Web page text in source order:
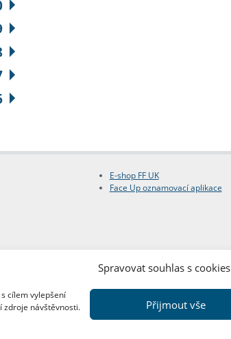
Spravovat souhlas s cookies
cílem vylepšení
zdroje návštěvnosti.
Přijmout vše
E-shop FF UK
Face Up oznamovací aplikace